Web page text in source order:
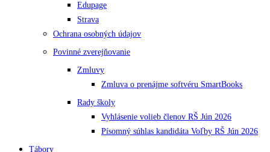
Edupage
Strava
Ochrana osobných údajov
Povinné zverejňovanie
Zmluvy
Zmluva o prenájme softvéru SmartBooks
Rady školy
Vyhlásenie volieb členov RŠ Jún 2026
Písomný súhlas kandidáta Voľby RŠ Jún 2026
Tábory